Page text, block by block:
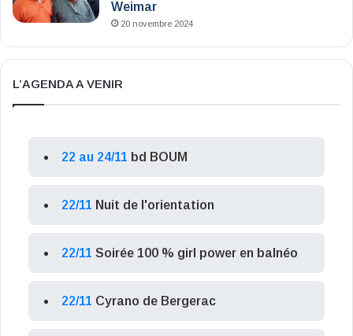
Weimar
20 novembre 2024
L’AGENDA A VENIR
22 au 24/11 bd BOUM
22/11 Nuit de l'orientation
22/11 Soirée 100 % girl power en balnéo
22/11 Cyrano de Bergerac